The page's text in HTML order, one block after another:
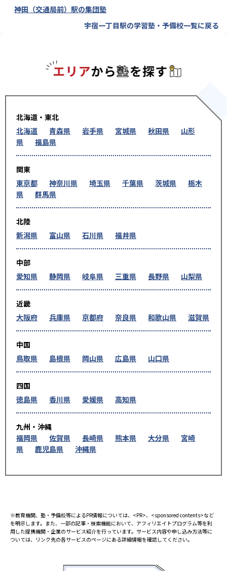
神田（交通局前）駅の集団塾
宇宿一丁目駅の学習塾・予備校一覧に戻る
北海道・東北
北海道
青森県 岩手県 宮城県 秋田県
山形
県
福島県
関東
東京都
神奈川県 埼玉県 千葉県 茨城県
栃木
県
群馬県
北陸
新潟県
富山県 石川県 福井県
中部
愛知県
静岡県 岐阜県 三重県 長野県 山梨県
近畿
大阪府
兵庫県 京都府 奈良県 和歌山県 滋賀県
中国
鳥取県
島根県 岡山県 広島県 山口県
四国
徳島県
香川県 愛媛県 高知県
九州・沖縄
福岡県
佐賀県 長崎県 熊本県 大分県
宮崎
県
鹿児島県 沖縄県
※教育機関、塾・予備校等によるPR情報については、<PR>、<sponsored contents>など
を明示します。また、一部の記事・検索機能において、アフィリエイトプログラム等を利
用した提携機関・企業のサービス紹介を行っています。サービス内容や申し込み方法等に
ついては、リンク先の各サービスのページにある詳細情報を確認してください。